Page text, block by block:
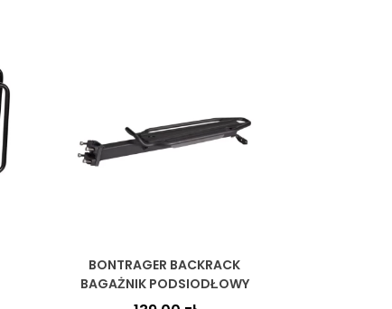
BONTRAGER BACKRACK
BAGAŻNIK PODSIODŁOWY